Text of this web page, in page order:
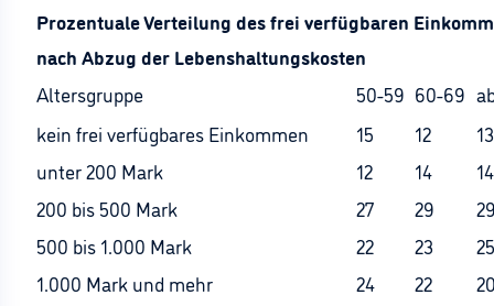
Prozentuale Verteilung des frei verfügbaren
nach Abzug der Lebenshaltungskosten
Altersgruppe
50-59 60-69
kein frei verfügbares Einkommen
15 12
13
unter 200 Mark
12 14
14
200 bis 500 Mark
27 29
500 bis 1.000 Mark
22 23
25
1.000 Mark und mehr
24 22